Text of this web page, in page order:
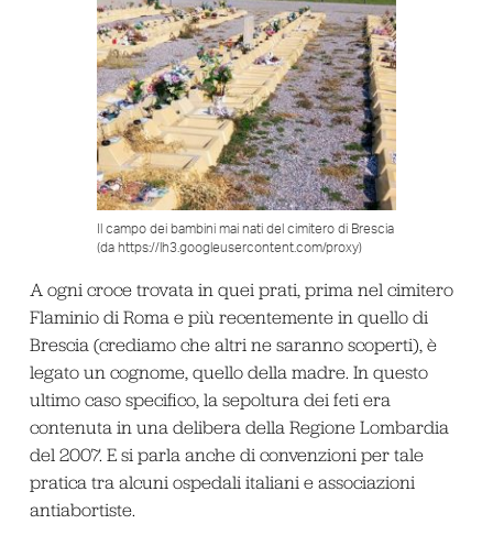
Il campo dei bambini mai nati del cimitero di Brescia
(da https://lh3.googleusercontent.com/proxy)
A ogni croce trovata in quei prati, prima nel cimitero
Flaminio di Roma e più recentemente in quello di
Brescia (crediamo che altri ne saranno scoperti), è
legato un cognome, quello della madre. In questo
ultimo caso specifico, la sepoltura dei feti era
contenuta in una delibera della Regione Lombardia
del 2007. E si parla anche di convenzioni per tale
pratica tra alcuni ospedali italiani e associazioni
antiabortiste.